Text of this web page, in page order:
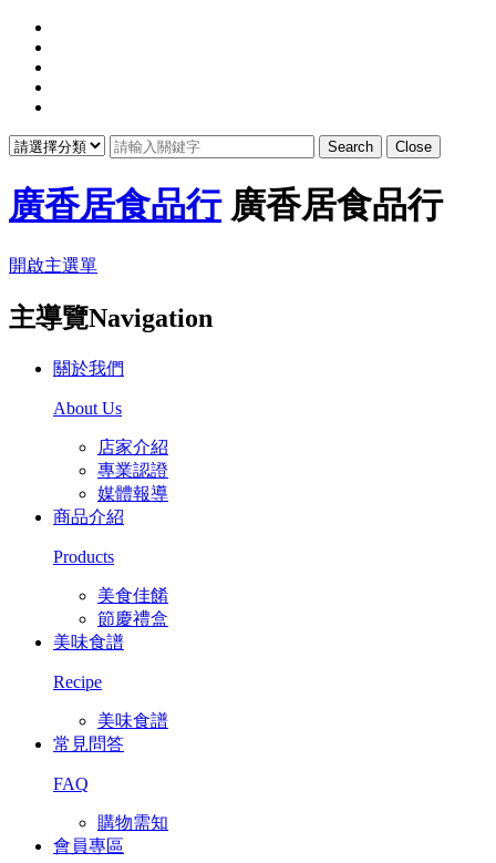
Search Close
廣香居食品行 廣香居食品行
開啟主選單
主導覽Navigation
關於我們
About Us
店家介紹
專業認證
媒體報導
商品介紹
Products
美食佳餚
節慶禮盒
美味食譜
Recipe
美味食譜
常見問答
FAQ
購物需知
會員專區